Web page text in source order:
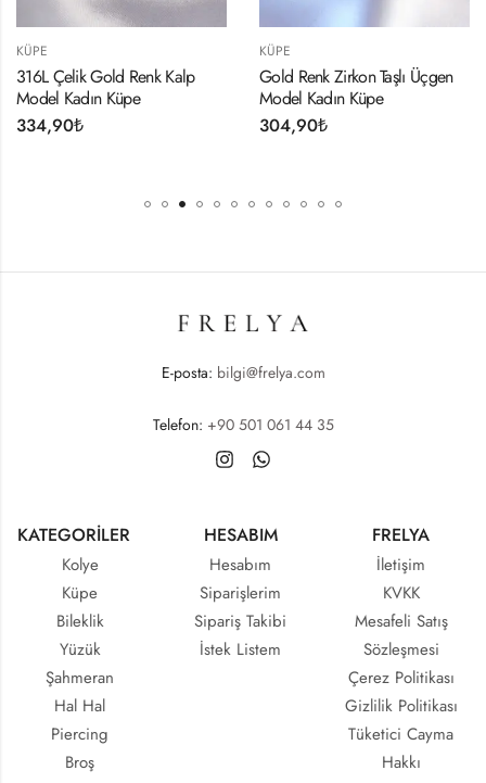
Gold Renk Kalp
Kadın Küpe
₺
Gold Renk Zirkon Taşlı Üçgen
Model Kadın Küpe
304,90₺
E-posta: bilgi@frelya.com
Telefon: +90 501 061 44 35
KATEGORİLER
Kolye
Küpe
Bileklik
Yüzük
Şahmeran
Hal Hal
Piercing
Broş
HESABIM
Hesabım
Siparişlerim
Sipariş Takibi
İstek Listem
FRELYA
İletişim
KVKK
Mesafeli Satış
Sözleşmesi
Çerez Politikası
Gizlilik Politikası
Tüketici Cayma
Hakkı